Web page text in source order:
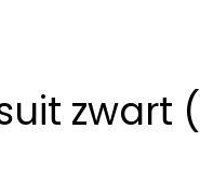
zwart